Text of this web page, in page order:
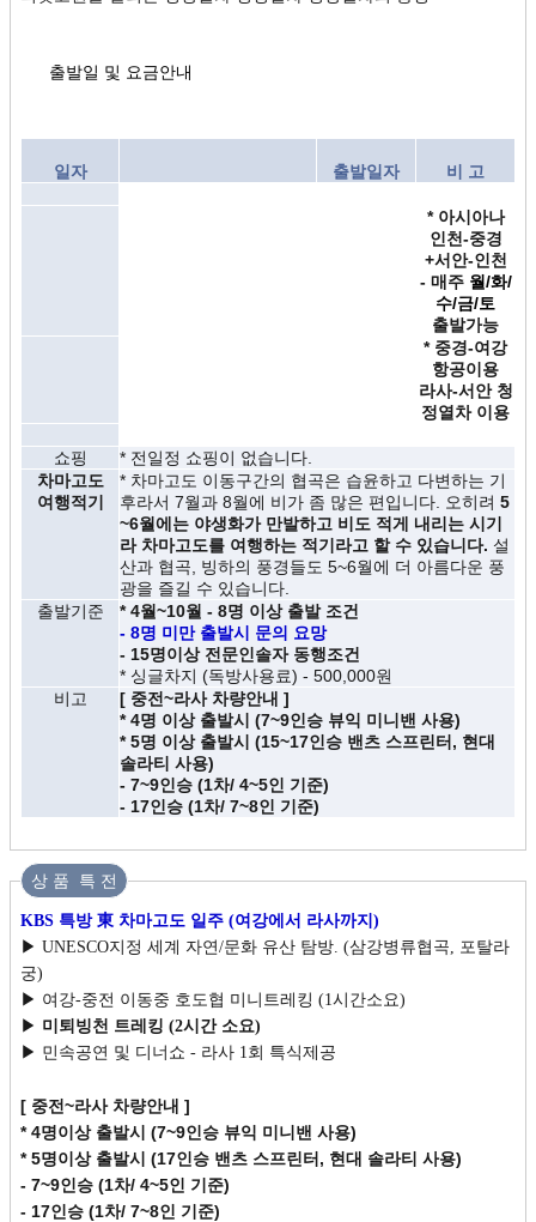
출발일 및 요금안내
일자 출발일자 비 고
* 아시아나
인천-중경
+서안-인천
- 매주월/화/
수/금/토
출발가능
* 중경-여강
항공이용
라사-서안 청
정열차 이용
쇼핑
* 전일정 쇼핑이 없습니다.
차마고도
여행적기
* 차마고도 이동구간의 협곡은 습윤하고 다변하는 기
후라서 7월과 8월에 비가 좀 많은 편입니다. 오히려 5
~6월에는 야생화가 만발하고 비도 적게 내리는 시기
라 차마고도를 여행하는 적기라고 할 수 있습니다. 설
산과 협곡, 빙하의 풍경들도 5~6월에 더 아름다운 풍
광을 즐길 수 있습니다.
출발기준
* 4월~10월 - 8명 이상 출발 조건
- 8명 미만 출발시 문의 요망
- 15명이상 전문인솔자 동행조건
* 싱글차지 (독방사용료) - 500,000원
비고
[ 중전~라사 차량안내 ]
* 4명 이상 출발시 (7~9인승 뷰익 미니밴 사용)
* 5명 이상 출발시 (15~17인승 밴츠 스프린터, 현대
솔라티 사용)
- 7~9인승 (1차/ 4~5인 기준)
- 17인승 (1차/ 7~8인 기준)
상 품 특 전
KBS 특방 東 차마고도 일주 (여강에서 라사까지)
▶ UNESCO지정 세계 자연/문화 유산 탐방. (삼강병류협곡, 포탈라
궁)
▶ 여강-중전 이동중 호도협 미니트레킹 (1시간소요)
▶ 미퇴빙천 트레킹 (2시간 소요)
▶ 민속공연 및 디너쇼 - 라사 1회 특식제공
[ 중전~라사 차량안내 ]
* 4명이상 출발시 (7~9인승 뷰익 미니밴 사용)
* 5명이상 출발시 (17인승 밴츠 스프린터, 현대 솔라티 사용)
- 7~9인승 (1차/ 4~5인 기준)
- 17인승 (1차/ 7~8인 기준)